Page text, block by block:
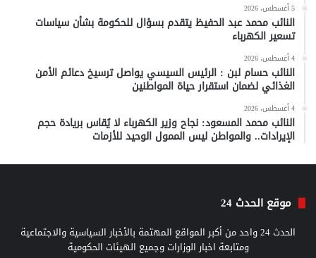
5 أغسطس، 2026
النائب محمد عبد الحفيظ يتقدم بسؤال للحكومة بشأن سياسات
تسعير الكهرباء
4 أغسطس، 2026
النائب حسام لبن : الرئيس السيسي يواصل ترسيخ دعائم الأمن
الغذائي لضمان استقرار حياة المواطنين
4 أغسطس، 2026
النائب محمد المسعود: نجاح وزير الكهرباء لا يُقاس بريادة حجم
الإيرادات.. والمواطن ليس الممول الوحيد للأزمات
موقع الحدث 24
الحدث 24 واحد من أكبر المواقع المهتمة بالأخبار السياسية والاجتماعية
ومتابعة اخبار الوزارات وجميع الهيئات الحكومية